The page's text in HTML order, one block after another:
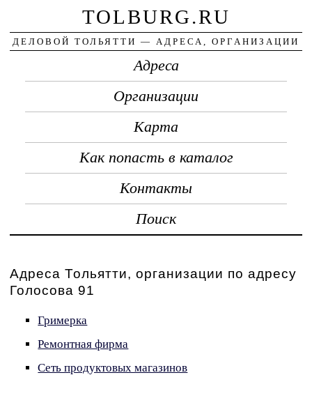
TOLBURG.RU
ДЕЛОВОЙ ТОЛЬЯТТИ — АДРЕСА, ОРГАНИЗАЦИИ
Адреса
Организации
Карта
Как попасть в каталог
Контакты
Поиск
Адреса Тольятти, организации по адресу
Голосова 91
Гримерка
Ремонтная фирма
Сеть продуктовых магазинов